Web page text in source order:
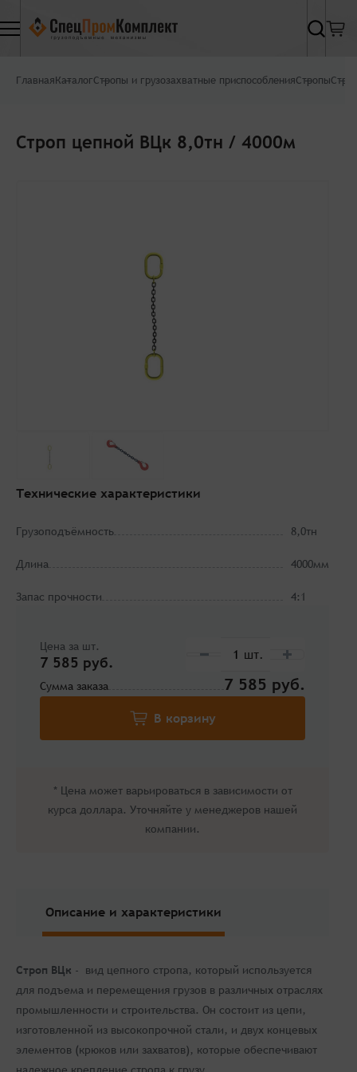
Найти
ГлавнаяКаталогСтропы и грузозахватные приспособленияСтропы
Строп цепной ВЦк 8,0тн / 4000м
Технические характеристики
Грузоподъёмность 8,0тн
Длина 4000мм
Запас прочности 4:1
Цена за шт.
7 585 руб.
Сумма заказа 7 585
* Цена может варьироваться в зависимости от
курса доллара. Уточняйте у менеджеров нашей
компании.
Описание и характеристики
Строп ВЦк - вид цепного стропа, который используется
для подъема и перемещения грузов в различных отраслях
промышленности и строительства. Он состоит из цепи,
изготовленной из высокопрочной стали, и двух концевых
элементов (крюков или захватов), которые обеспечивают